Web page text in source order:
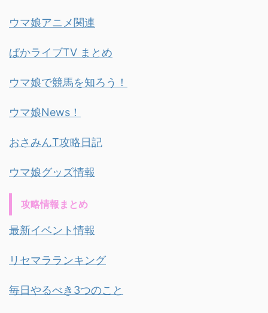
ウマ娘アニメ関連
ぱかライブTV まとめ
ウマ娘で競馬を知ろう！
ウマ娘News！
おさみんT攻略日記
ウマ娘グッズ情報
攻略情報まとめ
最新イベント情報
リセマラランキング
毎日やるべき3つのこと